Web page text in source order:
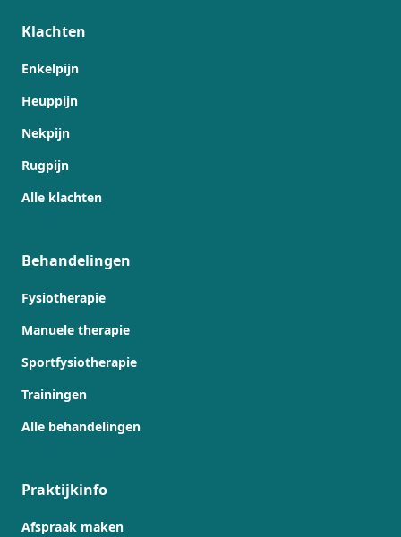
Klachten
Enkelpijn
Heuppijn
Nekpijn
Rugpijn
Alle klachten
Behandelingen
Fysiotherapie
Manuele therapie
Sportfysiotherapie
Trainingen
Alle behandelingen
Praktijkinfo
Afspraak maken